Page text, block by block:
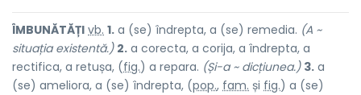
ÎMBUNĂTĂȚI vb. 1. a (se) îndrepta, a (se) remedia. (A ~
situația existentă.) 2. a corecta, a corija, a îndrepta, a
rectifica, a retușa, (fig.) a repara. (Și-a ~ dicțiunea.) 3. a
(se) ameliora, a (se) îndrepta, (pop., fam. și fig.) a (se)